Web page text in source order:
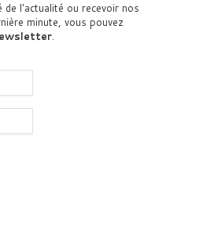
l'actualité ou recevoir nos
minute, vous pouvez
.